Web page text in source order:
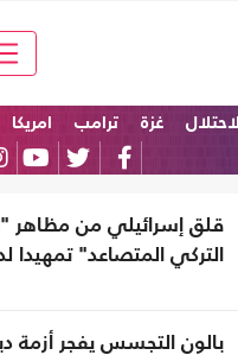
الاحتلال غزة ترامب
امريكا
قلق إسرائيلي من مظاهر
التركي المتصاعد" تمهيدا
بالون التجسس يفجر أزمة